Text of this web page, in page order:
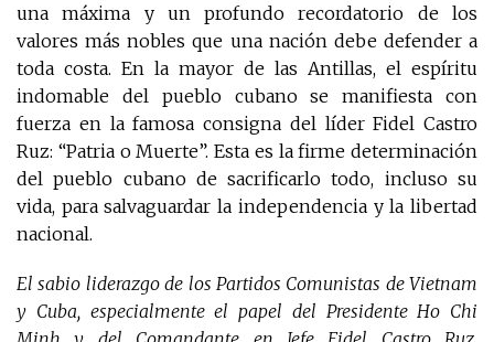
una máxima y un profundo recordatorio de los
valores más nobles que una nación debe defender a
toda costa. En la mayor de las Antillas, el espíritu
indomable del pueblo cubano se manifiesta con
fuerza en la famosa consigna del líder Fidel Castro
Ruz: “Patria o Muerte”. Esta es la firme determinación
del pueblo cubano de sacrificarlo todo, incluso su
vida, para salvaguardar la independencia y la libertad
nacional.
El sabio liderazgo de los Partidos Comunistas de Vietnam
y Cuba, especialmente el papel del Presidente Ho Chi